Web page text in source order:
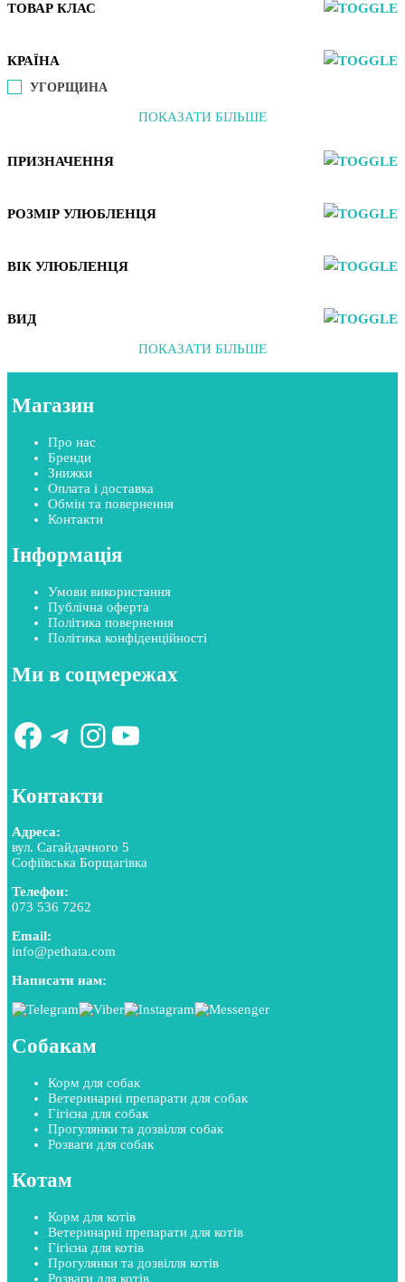
ТОВАР КЛАС
КРАЇНА
УГОРЩИНА
ПОКАЗАТИ БІЛЬШЕ
ПРИЗНАЧЕННЯ
РОЗМІР УЛЮБЛЕНЦЯ
ВІК УЛЮБЛЕНЦЯ
ВИД
ПОКАЗАТИ БІЛЬШЕ
Магазин
Про нас
Бренди
Знижки
Оплата і доставка
Обмін та повернення
Контакти
Інформація
Умови використання
Публічна оферта
Політика повернення
Політика конфіденційності
Ми в соцмережах
Facebook
Telegram
Instagram
YouTube
Контакти
Адреса:
вул. Сагайдачного 5
Софіївська Борщагівка
Телефон:
073 536 7262
Email:
info@pethata.com
Написати нам:
Собакам
Корм для собак
Ветеринарні препарати для собак
Гігієна для собак
Прогулянки та дозвілля собак
Розваги для собак
Котам
Корм для котів
Ветеринарні препарати для котів
Гігієна для котів
Прогулянки та дозвілля котів
Розваги для котів